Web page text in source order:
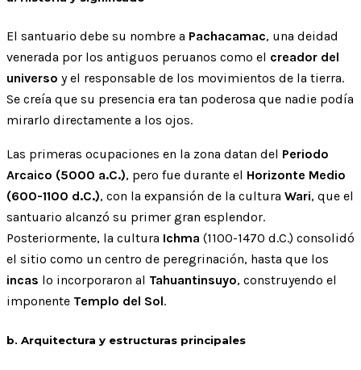
El santuario debe su nombre a Pachacamac, una deidad
venerada por los antiguos peruanos como el creador del
universo y el responsable de los movimientos de la tierra.
Se creía que su presencia era tan poderosa que nadie podía
mirarlo directamente a los ojos.
Las primeras ocupaciones en la zona datan del Periodo
Arcaico (5000 a.C.), pero fue durante el Horizonte Medio
(600-1100 d.C.), con la expansión de la cultura Wari, que el
santuario alcanzó su primer gran esplendor.
Posteriormente, la cultura Ichma (1100-1470 d.C.) consolidó
el sitio como un centro de peregrinación, hasta que los
incas lo incorporaron al Tahuantinsuyo, construyendo el
imponente Templo del Sol.
b. Arquitectura y estructuras principales